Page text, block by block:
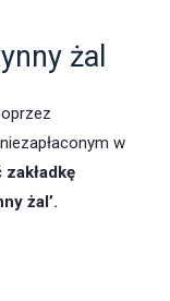
żal
w
żal’.